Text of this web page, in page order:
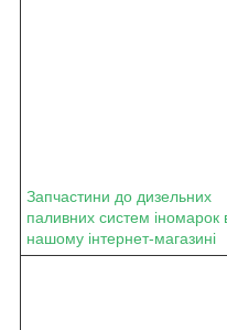
Запчастини до дизельних
паливних систем іномарок
нашому інтернет-магазині